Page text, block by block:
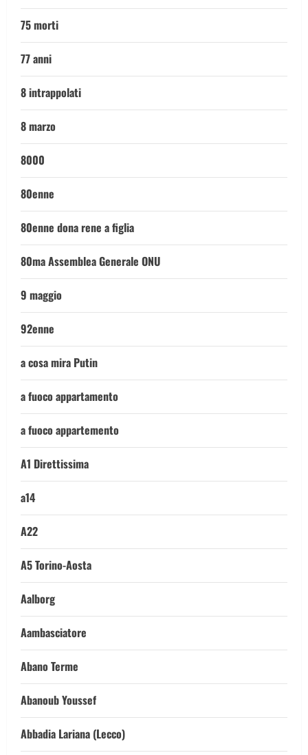
75 morti
77 anni
8 intrappolati
8 marzo
8000
80enne
80enne dona rene a figlia
80ma Assemblea Generale ONU
9 maggio
92enne
a cosa mira Putin
a fuoco appartamento
a fuoco appartemento
A1 Direttissima
a14
A22
A5 Torino-Aosta
Aalborg
Aambasciatore
Abano Terme
Abanoub Youssef
Abbadia Lariana (Lecco)